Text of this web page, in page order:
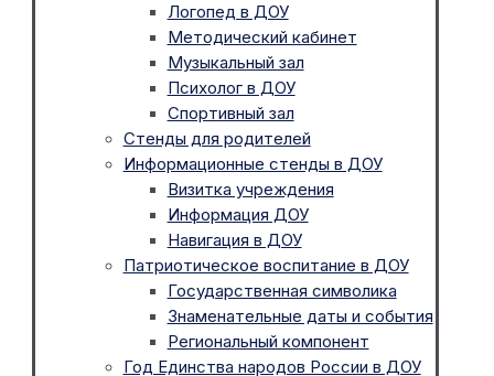
Логопед в ДОУ
Методический кабинет
Музыкальный зал
Психолог в ДОУ
Спортивный зал
Стенды для родителей
Информационные стенды в ДОУ
Визитка учреждения
Информация ДОУ
Навигация в ДОУ
Патриотическое воспитание в ДОУ
Государственная символика
Знаменательные даты и события
Региональный компонент
Год Единства народов России в ДОУ